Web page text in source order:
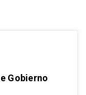
Gobierno